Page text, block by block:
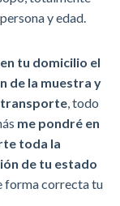
y edad.
tu domicilio el
de la muestra y
transporte , todo
me pondré en
toda la
de tu estado
forma correcta tu